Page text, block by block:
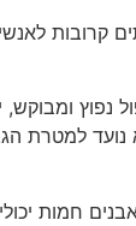
קרובות
ומבוקש,
נועד למטרת
חמות